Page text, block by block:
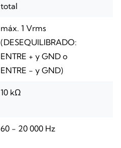
total
máx. 1 Vrms
(DESEQUILIBRADO:
ENTRE + y GND o
ENTRE - y GND)
10 kΩ
60 - 20 000 Hz